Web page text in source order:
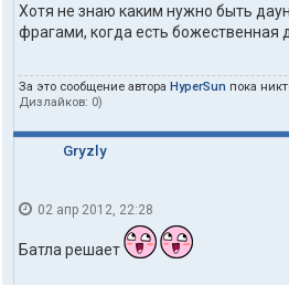
Хотя не знаю каким нужно быть
фрагами, когда есть божественная
За это сообщение автора HyperSun пока
Дизлайков: 0)
Gryzly
02 апр 2012, 22:28
Батла решает